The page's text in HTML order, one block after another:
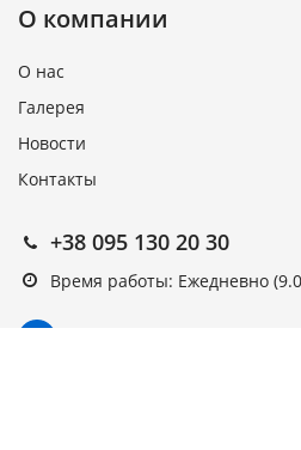
О компании
О нас
Галерея
Новости
Контакты
+38 095 130 20 30
Время работы: Ежедневно